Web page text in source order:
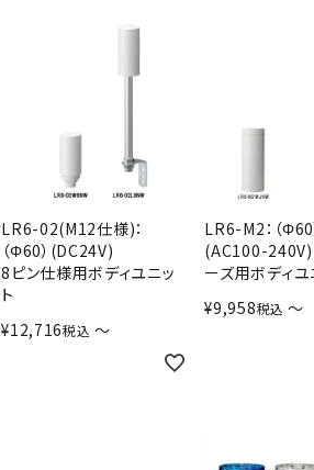
LR6-02(M12仕様)：
（Φ60）(DC24V)
8ピン仕様用ボディユニッ
ト
¥12,716税込 〜
LR6-M2：（Φ60
(AC100-
ーズ用ボディユ
¥9,958税込 〜